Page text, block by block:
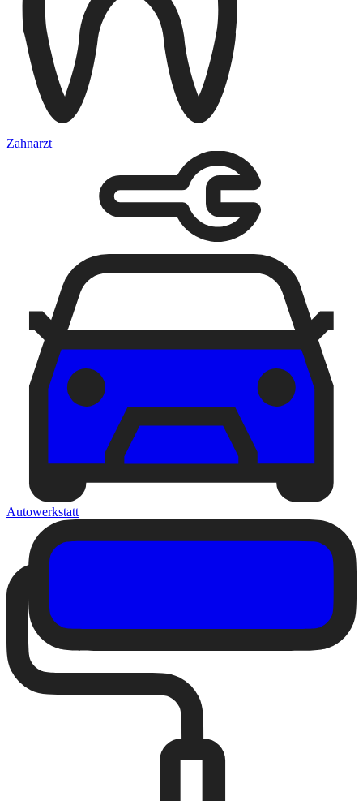
Zahnarzt
Autowerkstatt